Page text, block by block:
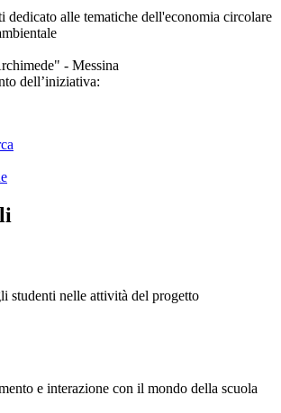
dedicato alle tematiche dell'economia circolare
- Messina
dell’iniziativa:
studenti nelle attività del progetto
e interazione con il mondo della scuola